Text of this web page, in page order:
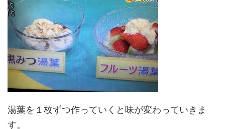
湯葉を１枚ずつ作っていくと味が変わっていきま
す。